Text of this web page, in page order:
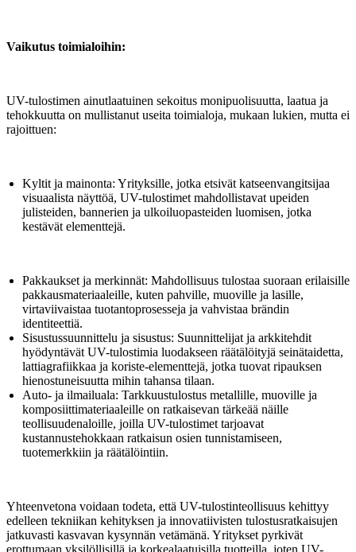
Vaikutus toimialoihin:
UV-tulostimen ainutlaatuinen sekoitus monipuolisuutta, laatua ja
tehokkuutta on mullistanut useita toimialoja, mukaan lukien, mutta ei
rajoittuen:
Kyltit ja mainonta: Yrityksille, jotka etsivät katseenvangitsijaa
visuaalista näyttöä, UV-tulostimet mahdollistavat upeiden
julisteiden, bannerien ja ulkoiluopasteiden luomisen, jotka
kestävät elementtejä.
Pakkaukset ja merkinnät: Mahdollisuus tulostaa suoraan erilaisille
pakkausmateriaaleille, kuten pahville, muoville ja lasille,
virtaviivaistaa tuotantoprosesseja ja vahvistaa brändin
identiteettiä.
Sisustussuunnittelu ja sisustus: Suunnittelijat ja arkkitehdit
hyödyntävät UV-tulostimia luodakseen räätälöityjä seinätaidetta,
lattiagrafiikkaa ja koriste-elementtejä, jotka tuovat ripauksen
hienostuneisuutta mihin tahansa tilaan.
Auto- ja ilmailuala: Tarkkuustulostus metallille, muoville ja
komposiittimateriaaleille on ratkaisevan tärkeää näille
teollisuudenaloille, joilla UV-tulostimet tarjoavat
kustannustehokkaan ratkaisun osien tunnistamiseen,
tuotemerkkiin ja räätälöintiin.
Yhteenvetona voidaan todeta, että UV-tulostinteollisuus kehittyy
edelleen tekniikan kehityksen ja innovatiivisten tulostusratkaisujen
jatkuvasti kasvavan kysynnän vetämänä. Yritykset pyrkivät
erottumaan yksilöllisillä ja korkealaatuisilla tuotteilla, joten UV-